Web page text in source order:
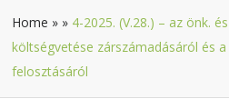
Home » » 4-2025. (V.28.) – az önk.
költségvetése zárszámadásáról és
felosztásáról